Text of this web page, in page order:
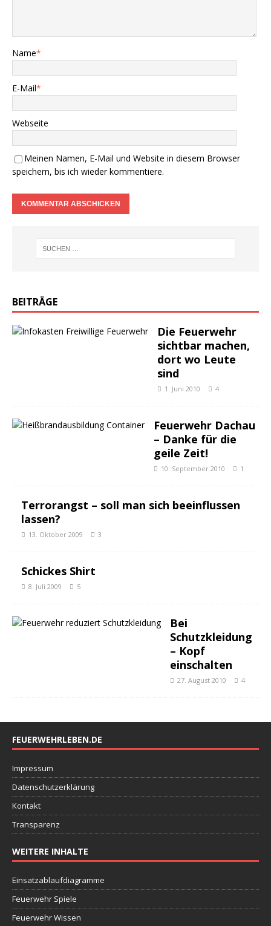
Name*
E-Mail*
Webseite
Meinen Namen, E-Mail und Website in diesem Browser
speichern, bis ich wieder kommentiere.
BEITRÄGE
Die Feuerwehr
sichtbar machen,
dort wo Leute
sind
1. Juni 2010 4
Feuerwehr Dachau
– Danke für die
geile Zeit!
10. September 2010 1
Terrorangst – soll man sich beeinflussen
lassen?
13. Oktober 2009 3
Schickes Shirt
8. Juli 2009 5
Bei
Schutzkleidung
– Kopf
einschalten
27. August 2010 4
FEUERWEHRLEBEN.DE
Impressum
Datenschutzerklärung
Kontakt
Transparenz
WEITERE INHALTE
Einsatzablaufdiagramme
Feuerwehr Spiele
Feuerwehr Wissen